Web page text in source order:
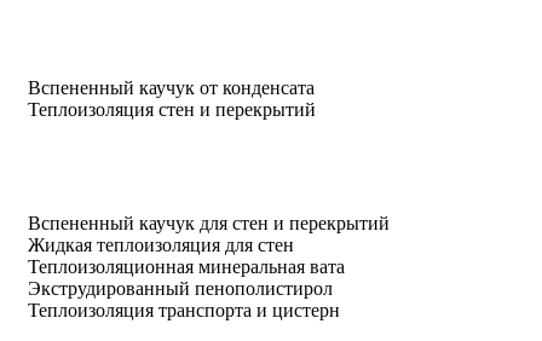
Вспененный каучук от конденсата
Теплоизоляция стен и перекрытий
Вспененный каучук для стен и перекрытий
Жидкая теплоизоляция для стен
Теплоизоляционная минеральная вата
Экструдированный пенополистирол
Теплоизоляция транспорта и цистерн